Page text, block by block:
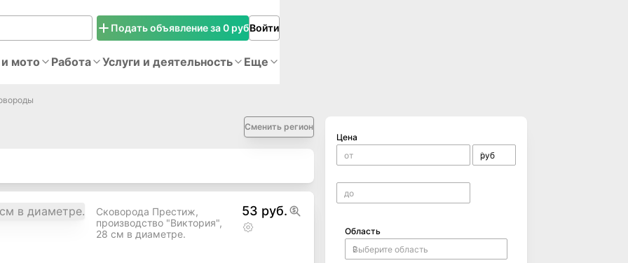
Подать объявление за 0 рубВойти
мото Работа Услуги и деятельность Еще
Сменить регион
Сковорода Престиж,
производство "Виктория",
28 см в диаметре.
53 руб.
Цена
Область